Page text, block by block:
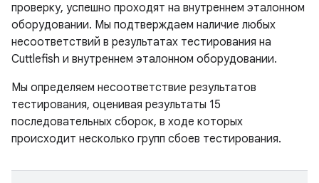
проверку, успешно проходят на внутреннем эталонном
оборудовании. Мы подтверждаем наличие любых
несоответствий в результатах тестирования на
Cuttlefish и внутреннем эталонном оборудовании.
Мы определяем несоответствие результатов
тестирования, оценивая результаты 15
последовательных сборок, в ходе которых
происходит несколько групп сбоев тестирования.